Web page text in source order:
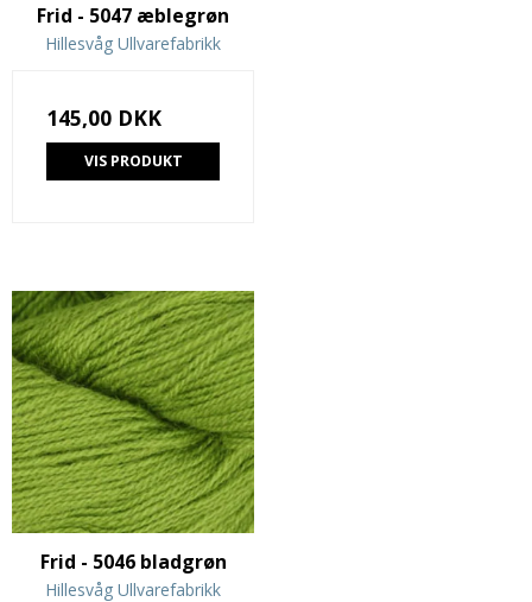
Frid - 5047 æblegrøn
Hillesvåg Ullvarefabrikk
145,00 DKK
VIS PRODUKT
Frid - 5046 bladgrøn
Hillesvåg Ullvarefabrikk